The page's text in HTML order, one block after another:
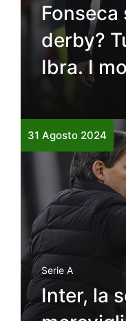
Fonseca
derby?
Ibra. I
31 Agosto 2024
Serie A
Inter, la